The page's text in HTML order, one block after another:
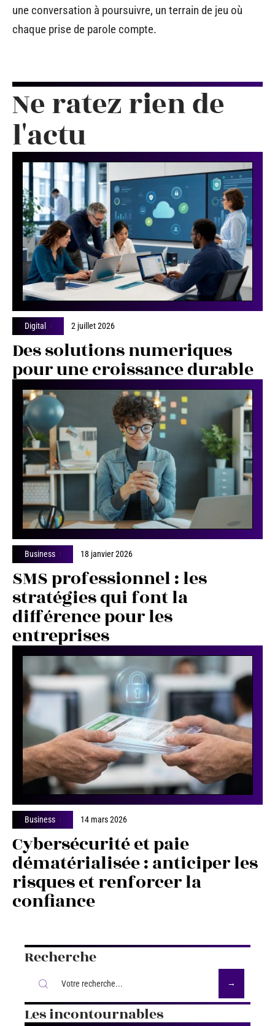
une conversation à poursuivre, un terrain de jeu où
chaque prise de parole compte.
Ne ratez rien de
l'actu
Digital 2 juillet 2026
Des solutions numeriques
pour une croissance durable
Business 18 janvier 2026
SMS professionnel : les
stratégies qui font la
différence pour les
entreprises
Business 14 mars 2026
Cybersécurité et paie
dématérialisée : anticiper les
risques et renforcer la
confiance
Recherche
Les incontournables